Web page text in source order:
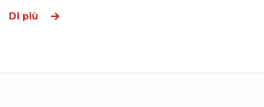
Di più